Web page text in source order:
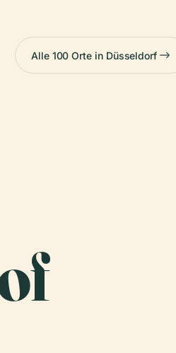
Alle 100 Orte in Düsseldorf